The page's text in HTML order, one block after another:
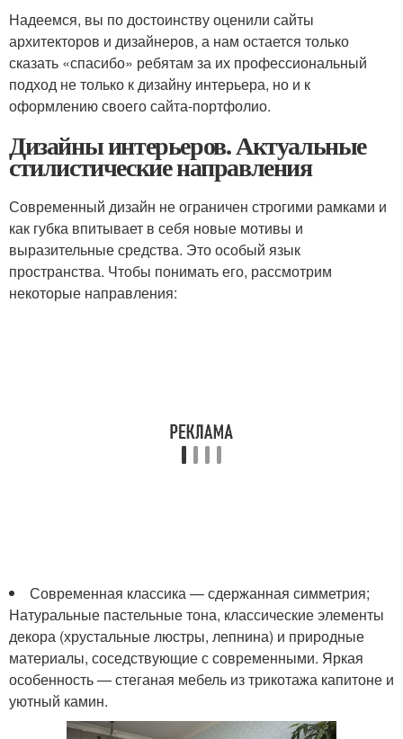
Надеемся, вы по достоинству оценили сайты
архитекторов и дизайнеров, а нам остается только
сказать «спасибо» ребятам за их профессиональный
подход не только к дизайну интерьера, но и к
оформлению своего сайта-портфолио.
Дизайны интерьеров. Актуальные
стилистические направления
Современный дизайн не ограничен строгими рамками и
как губка впитывает в себя новые мотивы и
выразительные средства. Это особый язык
пространства. Чтобы понимать его, рассмотрим
некоторые направления:
Современная классика — сдержанная симметрия;
Натуральные пастельные тона, классические элементы
декора (хрустальные люстры, лепнина) и природные
материалы, соседствующие с современными. Яркая
особенность — стеганая мебель из трикотажа капитоне и
уютный камин.